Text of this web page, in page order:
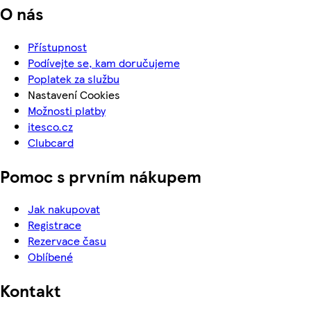
O nás
Přístupnost
Podívejte se, kam doručujeme
Poplatek za službu
Nastavení Cookies
Možnosti platby
itesco.cz
Clubcard
Pomoc s prvním nákupem
Jak nakupovat
Registrace
Rezervace času
Oblíbené
Kontakt